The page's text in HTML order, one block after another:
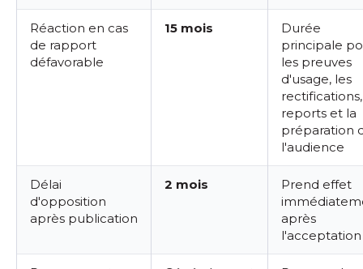
Réaction en cas
de rapport
défavorable
15 mois
Durée
principale
les preuves
d'usage, les
reports et la
préparation
l'audience
Délai
d'opposition
après publication
2 mois
Prend effet
après
l'acceptation